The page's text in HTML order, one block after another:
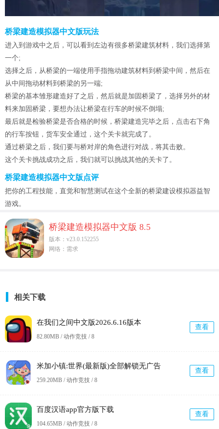
桥梁建造模拟器中文版玩法
进入到游戏中之后，可以看到左边有很多桥梁建筑材料，我们选择第
一个;
选择之后，从桥梁的一端使用手指拖动建筑材料到桥梁中间，然后在
从中间拖动材料到桥梁的另一端;
桥梁的基本雏形建造好了之后，然后就是加固桥梁了，选择另外的材
料来加固桥梁，要想办法让桥梁在行车的时候不倒塌;
最后就是检验桥梁是否合格的时候，桥梁建造完毕之后，点击右下角
的行车按钮，货车安全通过，这个关卡就完成了。
通过桥梁之后，我们要与桥对岸的角色进行对战，将其击败。
这个关卡挑战成功之后，我们就可以挑战其他的关卡了。
桥梁建造模拟器中文版点评
把你的工程技能，直觉和智慧测试在这个全新的桥梁建设模拟器益智
游戏。
桥梁建造模拟器中文版 8.5
版本：v23.0.152255
网络：需求
相关下载
在我们之间中文版2026.6.16版本
82.80MB / 动作竞技 /8
查看
米加小镇:世界(最新版)全部解锁无广告
259.20MB / 动作竞技 /8
查看
百度汉语app官方版下载
104.65MB / 动作竞技 /8
查看